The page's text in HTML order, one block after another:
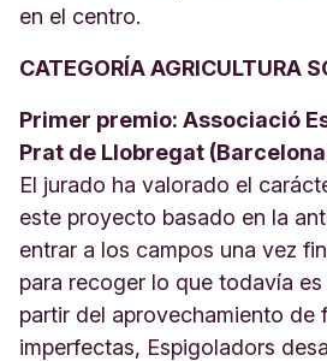
en el centro.
CATEGORÍA AGRICULTURA
Primer premio: Associació
Prat de Llobregat
El jurado ha valorado el
este proyecto basado en la
entrar a los campos una vez
para recoger lo que todavía
partir del aprovechamiento de
imperfectas, Espigoladors